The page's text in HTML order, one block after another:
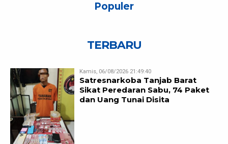
Populer
TERBARU
Kamis, 06/08/2026 21:49:40
Satresnarkoba Tanjab Barat
Sikat Peredaran Sabu, 74 Paket
dan Uang Tunai Disita